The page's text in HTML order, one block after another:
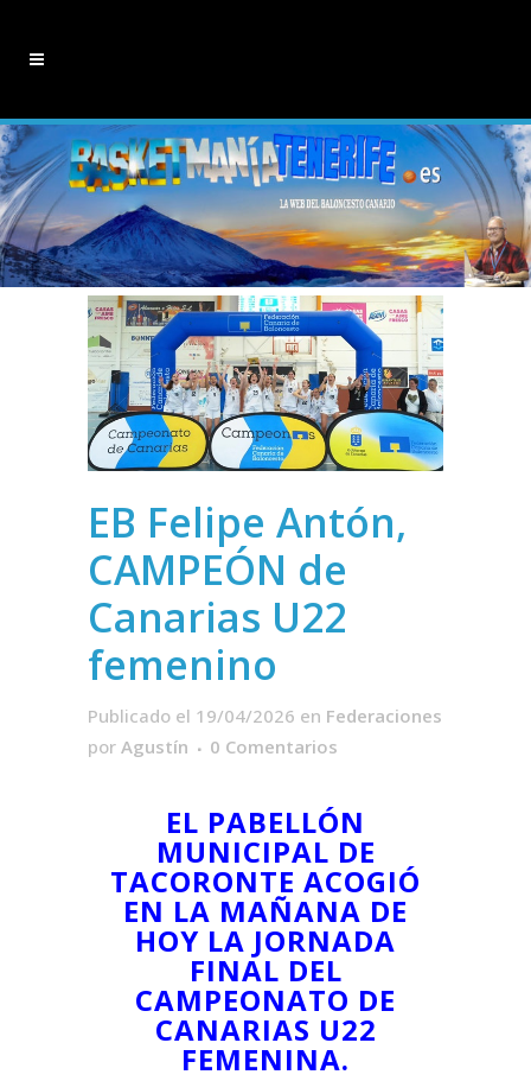
EB Felipe Antón,
CAMPEÓN de
Canarias U22
femenino
Publicado el 19/04/2026 en Federaciones
por Agustín 0 Comentarios
EL PABELLÓN
MUNICIPAL DE
TACORONTE ACOGIÓ
EN LA MAÑANA DE
HOY LA JORNADA
FINAL DEL
CAMPEONATO DE
CANARIAS U22
FEMENINA.